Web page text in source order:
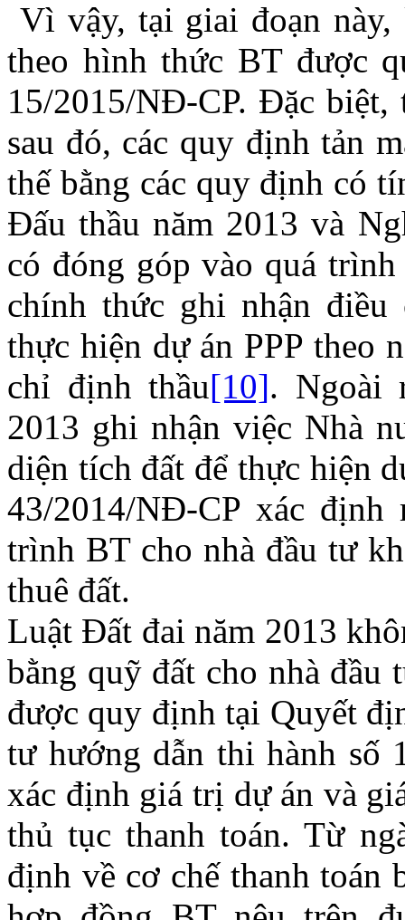
Vì vậy, tại giai đoạn
theo hình thức BT được
15/2015/NĐ-CP. Đặc
sau đó, các quy định tản
thế bằng các quy định có
Đấu thầu năm 2013 và
có đóng góp vào quá
chính thức ghi nhận
thực hiện dự án PPP theo
chỉ định thầu[10]. Ngoài
2013 ghi nhận việc Nhà
diện tích đất để thực hiện
43/2014/NĐ-CP xác
trình BT cho nhà đầu tư
thuê đất.
Luật Đất đai năm 2013
bằng quỹ đất cho nhà đầu
được quy định tại Quyết
tư hướng dẫn thi hành số
xác định giá trị dự án và
thủ tục thanh toán. Từ
định về cơ chế thanh toán